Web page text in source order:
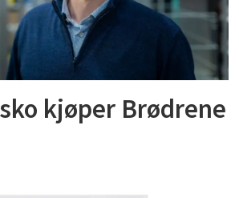
kjøper Brødrene